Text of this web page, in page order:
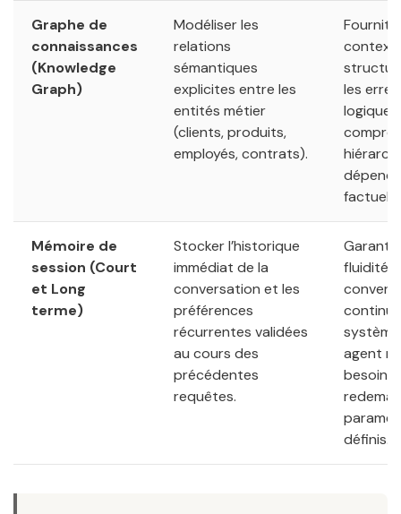
Graphe de
connaissances
(Knowledge
Graph)
Modéliser les
relations
sémantiques
explicites entre les
entités métier
(clients, produits,
employés, contrats).
Fournit
les
logique ;
Mémoire de
session (Court
et Long
terme)
Stocker l’historique
immédiat de la
conversation et les
préférences
récurrentes validées
au cours des
précédentes
requêtes.
fluidité
agent
besoin
définis.